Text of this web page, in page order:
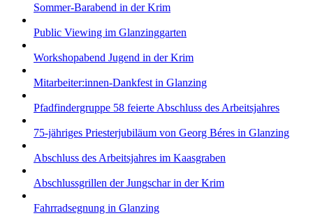
Sommer-Barabend in der Krim
Public Viewing im Glanzinggarten
Workshopabend Jugend in der Krim
Mitarbeiter:innen-Dankfest in Glanzing
Pfadfindergruppe 58 feierte Abschluss des Arbeitsjahres
75-jähriges Priesterjubiläum von Georg Béres in Glanzing
Abschluss des Arbeitsjahres im Kaasgraben
Abschlussgrillen der Jungschar in der Krim
Fahrradsegnung in Glanzing